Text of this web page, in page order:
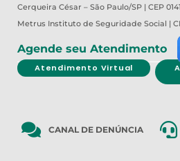
Cerqueira César – São Paulo/SP | CEP
Metrus Instituto de Seguridade Social |
Agende seu Atendimento
Atendimento Virtual
CANAL DE DENÚNCIA